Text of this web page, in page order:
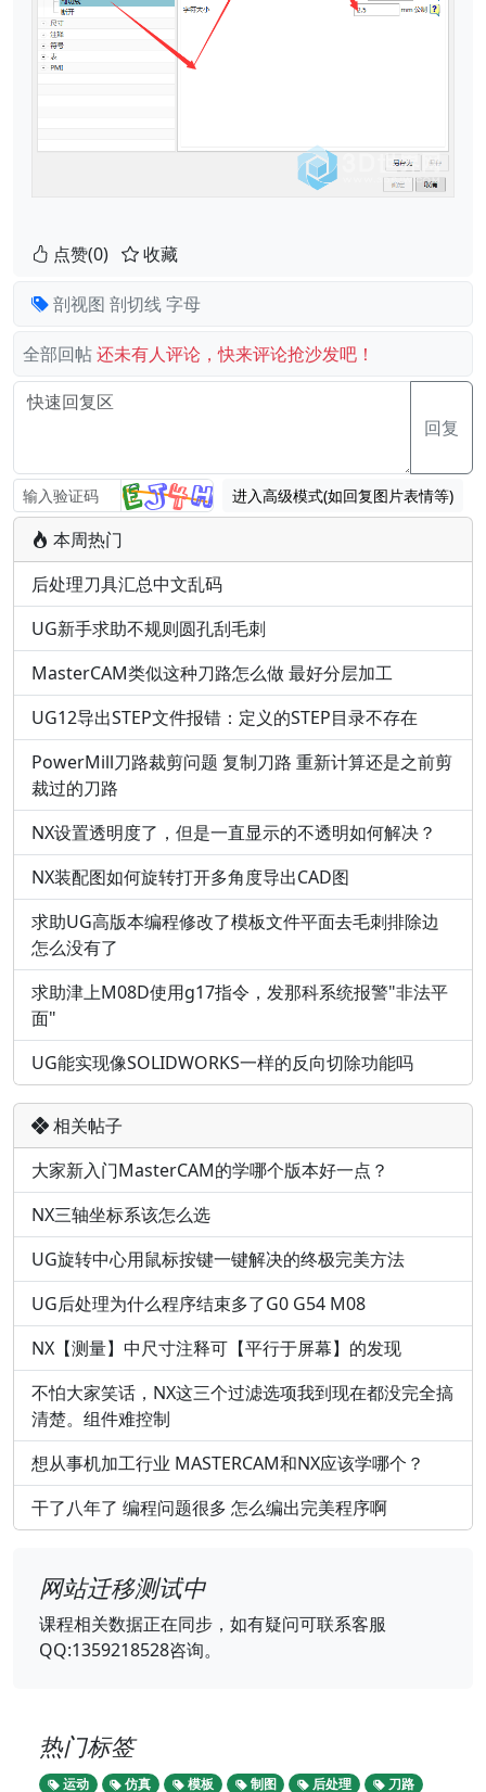
点赞(0) 收藏
剖视图 剖切线字母
全部回帖还未有人评论，快来评论抢沙发吧！
回复
进入高级模式(如回复图片表情等)
本周热门
后处理刀具汇总中文乱码
UG新手求助不规则圆孔刮毛刺
MasterCAM类似这种刀路怎么做 最好分层加工
UG12导出STEP文件报错：定义的STEP目录不存在
PowerMill刀路裁剪问题 复制刀路 重新计算还是之前剪
裁过的刀路
NX设置透明度了，但是一直显示的不透明如何解决？
NX装配图如何旋转打开多角度导出CAD图
求助UG高版本编程修改了模板文件平面去毛刺排除边
怎么没有了
求助津上M08D使用g17指令，发那科系统报警"非法平
面"
UG能实现像SOLIDWORKS一样的反向切除功能吗
相关帖子
大家新入门MasterCAM的学哪个版本好一点？
NX三轴坐标系该怎么选
UG旋转中心用鼠标按键一键解决的终极完美方法
UG后处理为什么程序结束多了G0 G54 M08
NX【测量】中尺寸注释可【平行于屏幕】的发现
不怕大家笑话，NX这三个过滤选项我到现在都没完全搞
清楚。组件难控制
想从事机加工行业 MASTERCAM和NX应该学哪个？
干了八年了 编程问题很多 怎么编出完美程序啊
网站迁移测试中
课程相关数据正在同步，如有疑问可联系客服
QQ:1359218528咨询。
热门标签
运动 仿真 模板 制图 后处理 刀路